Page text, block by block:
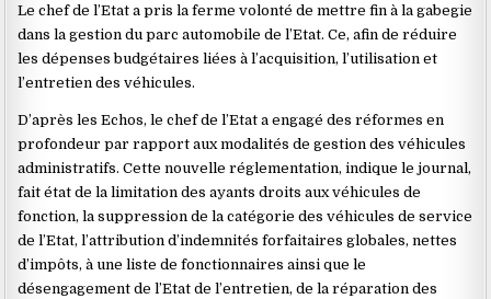
Le chef de l’Etat a pris la ferme volonté de mettre fin à la gabegie
dans la gestion du parc automobile de l’Etat. Ce, afin de réduire
les dépenses budgétaires liées à l’acquisition, l’utilisation et
l’entretien des véhicules.
D’après les Echos, le chef de l’Etat a engagé des réformes en
profondeur par rapport aux modalités de gestion des véhicules
administratifs. Cette nouvelle réglementation, indique le journal,
fait état de la limitation des ayants droits aux véhicules de
fonction, la suppression de la catégorie des véhicules de service
de l’Etat, l’attribution d’indemnités forfaitaires globales, nettes
d’impôts, à une liste de fonctionnaires ainsi que le
désengagement de l’Etat de l’entretien, de la réparation des